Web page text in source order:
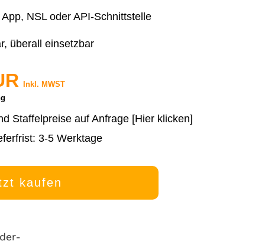
NSL oder API-Schnittstelle
überall einsetzbar
Inkl. MWST
Staffelpreise auf Anfrage [Hier klicken]
3-5 Werktage
kaufen